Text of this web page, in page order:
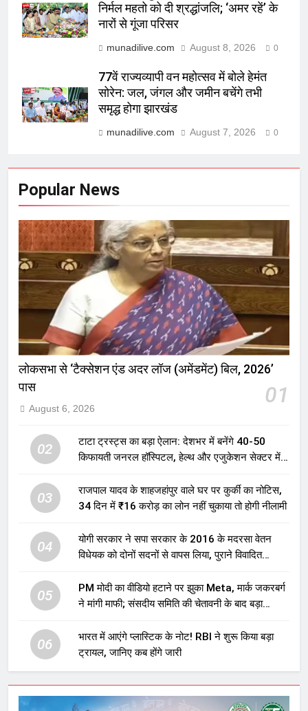
निर्मल महतो को दी श्रद्धांजलि; ‘अमर रहें’ के
नारों से गूंजा परिसर
munadilive.com August 8, 2026 0
77वें राज्यव्यापी वन महोत्सव में बोले हेमंत
सोरेन: जल, जंगल और जमीन बचेंगे तभी
समृद्ध होगा झारखंड
munadilive.com August 7, 2026 0
Popular News
लोकसभा से ‘टैक्सेशन एंड अदर लॉज (अमेंडमेंट) बिल, 2026’
पास
01
August 6, 2026
02
टाटा ट्रस्ट्स का बड़ा ऐलान: देशभर में बनेंगे 40-50
किफायती जनरल हॉस्पिटल, हेल्थ और एजुकेशन सेक्टर में
03
राजपाल यादव के शाहजहांपुर वाले घर पर कुर्की का नोटिस,
34 दिन में ₹16 करोड़ का लोन नहीं चुकाया तो होगी नीलामी
04
योगी सरकार ने सपा सरकार के 2016 के मदरसा वेतन
विधेयक को दोनों सदनों से वापस लिया, पुराने विवादित
05
PM मोदी का वीडियो हटाने पर झुका Meta, मार्क जकरबर्ग
ने मांगी माफी; संसदीय समिति की चेतावनी के बाद बड़ा
06
भारत में आएंगे प्लास्टिक के नोट! RBI ने शुरू किया बड़ा
ट्रायल, जानिए कब होंगे जारी